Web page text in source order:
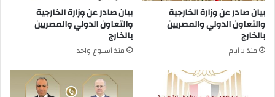
بيان صادر عن وزارة الخارجية
والتعاون الدولي والمصريين
بالخارج
منذ 3 أيام
بيان صادر عن وزارة الخارجية
والتعاون الدولي والمصريين
بالخارج
منذ أسبوع واحد